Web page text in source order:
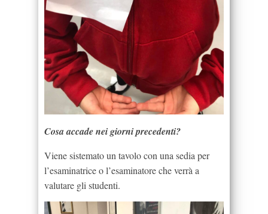
Cosa accade nei giorni precedenti?
Viene sistemato un tavolo con una sedia per
l’esaminatrice o l’esaminatore che verrà a
valutare gli studenti.